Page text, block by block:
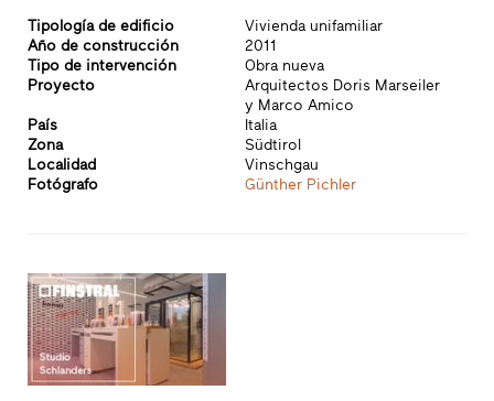
Tipología de edificio
Vivienda unifamiliar
Año de construcción
2011
Tipo de intervención
Obra nueva
Proyecto
Arquitectos Doris Marseiler
y Marco Amico
País
Italia
Zona
Südtirol
Localidad
Vinschgau
Fotógrafo
Günther Pichler